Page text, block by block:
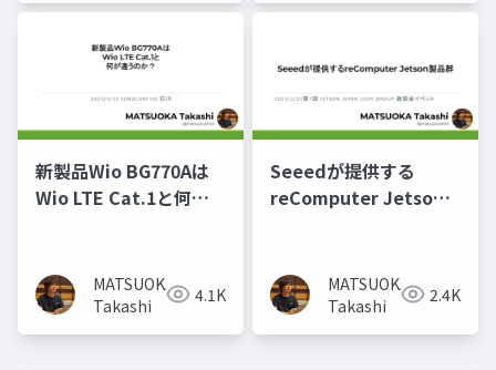
新製品Wio BG770Aは
Wio LTE Cat.1と何が
MATSUOKA
Takashi
4.1K
Seeedが提供する
reComputer Jetson
MATSUOKA
Takashi
2.4K